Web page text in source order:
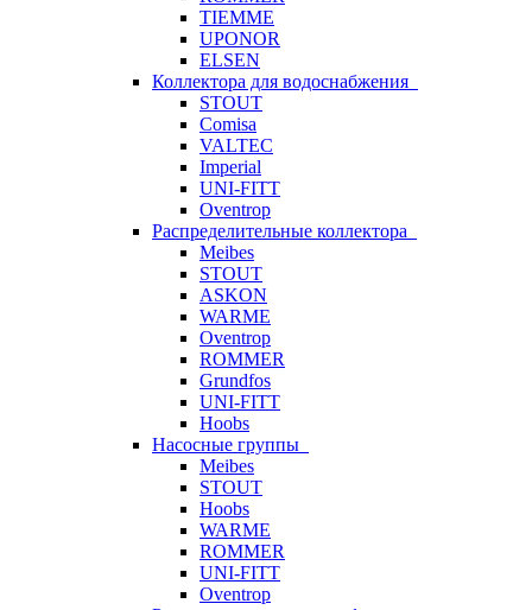
TIEMME
UPONOR
ELSEN
Коллектора для водоснабжения
STOUT
Comisa
VALTEC
Imperial
UNI-FITT
Oventrop
Распределительные коллектора
Meibes
STOUT
ASKON
WARME
Oventrop
ROMMER
Grundfos
UNI-FITT
Hoobs
Насосные группы
Meibes
STOUT
Hoobs
WARME
ROMMER
UNI-FITT
Oventrop